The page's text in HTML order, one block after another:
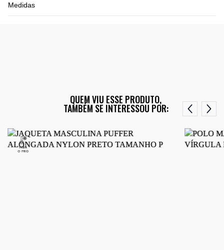
Medidas
QUEM VIU ESSE PRODUTO,
TAMBÉM SE INTERESSOU POR: